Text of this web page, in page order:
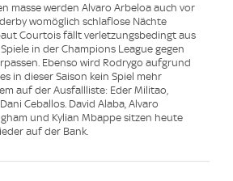
masse werden Alvaro Arbeloa auch vor
womöglich schlaflose Nächte
Courtois fällt verletzungsbedingt aus
in der Champions League gegen
Ebenso wird Rodrygo aufgrund
in dieser Saison kein Spiel mehr
auf der Ausfallliste: Eder Militao,
Ceballos. David Alaba, Alvaro
und Kylian Mbappe sitzen heute
auf der Bank.